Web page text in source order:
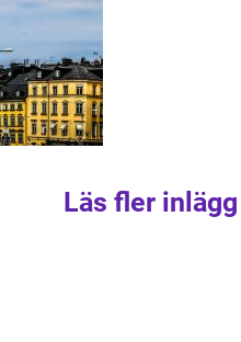
Läs fler